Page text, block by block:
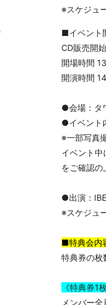
※スケジュ
■イベント
CD販売開
開場時間
開演時間
●会場：タ
●イベント
※一部写真
イベント中
をご確認の
●出演：
※スケジュ
■特典会内
特典券の枚
《特典券1
メンバー